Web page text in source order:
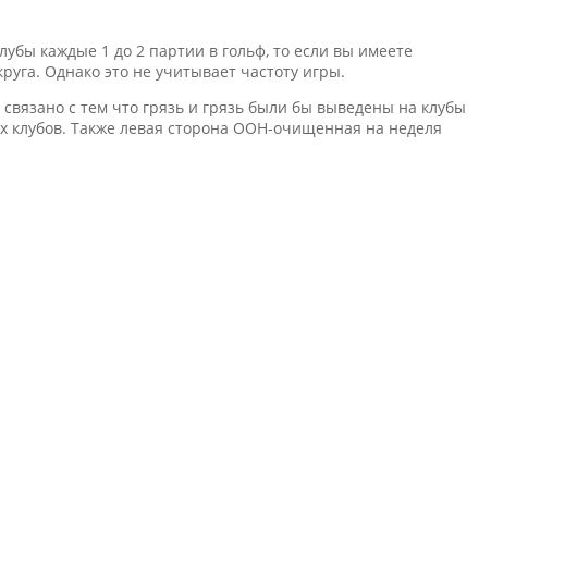
каждые 1 до 2 партии в гольф, то если вы имеете
Однако это не учитывает частоту игры.
с тем что грязь и грязь были бы выведены на клубы
Также левая сторона ООН-очищенная на неделя